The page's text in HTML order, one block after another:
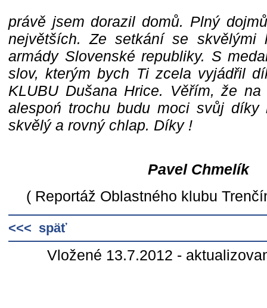
právě jsem dorazil domů. Plný
největších. Ze setkání se skvělými
armády Slovenské republiky. S
slov, kterým bych Ti zcela vyjádřil
KLUBU Dušana Hrice. Věřím, že
alespoń trochu budu moci svůj díky
skvělý a rovný chlap. Díky !
Pavel Chmelík
( Reportáž Oblastného klubu
<<< späť
Vložené 13.7.2012 -